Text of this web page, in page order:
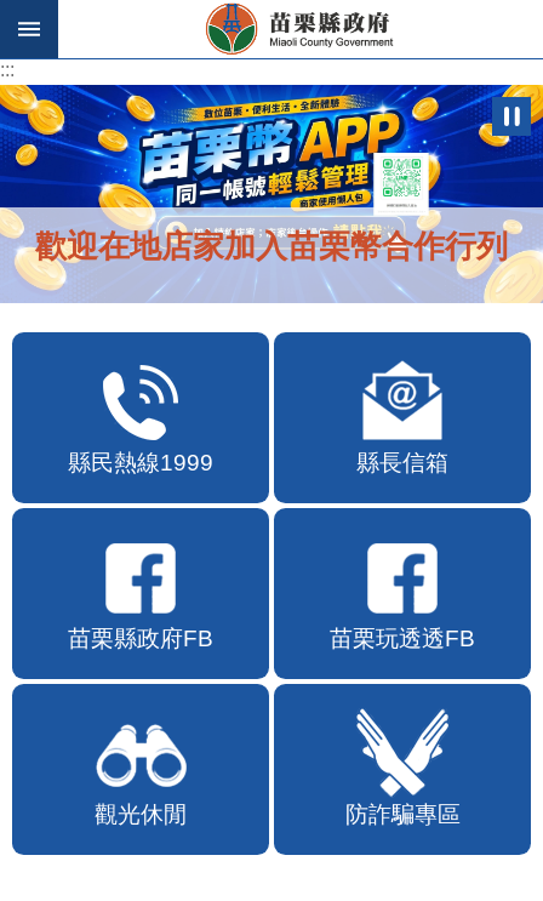
跳到主要內容區塊
:::
:::
歡迎在地店家加入苗栗幣合作行列
縣民熱線1999 縣長信箱
苗栗縣政府FB 苗栗玩透透FB
觀光休閒 防詐騙專區